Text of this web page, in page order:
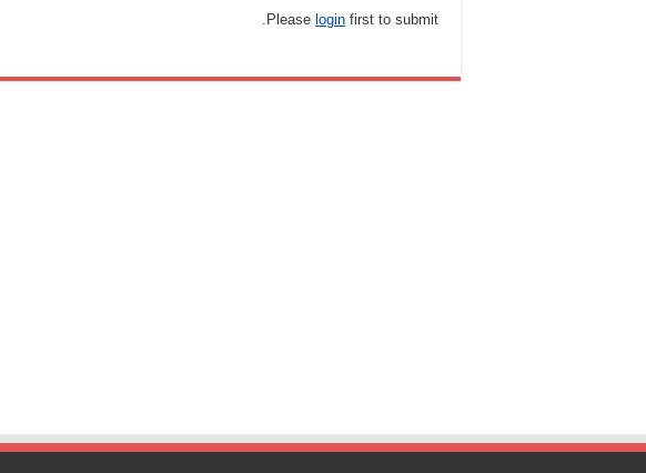
Please login first to submit.